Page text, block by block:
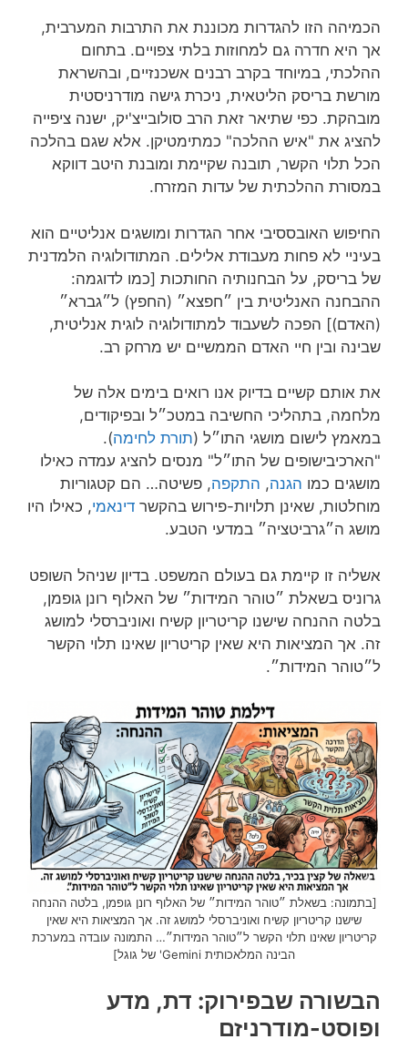
הכמיהה הזו להגדרות מכוננת את התרבות המערבית,
אך היא חדרה גם למחוזות בלתי צפויים. בתחום
ההלכתי, במיוחד בקרב רבנים אשכנזיים, ובהשראת
מורשת בריסק הליטאית, ניכרת גישה מודרניסטית
מובהקת. כפי שתיאר זאת הרב סולובייצ'יק, ישנה ציפייה
להציג את "איש ההלכה" כמתימטיקן. אלא שגם בהלכה
הכל תלוי הקשר, תובנה שקיימת ומובנת היטב דווקא
במסורת ההלכתית של עדות המזרח.
החיפוש האובססיבי אחר הגדרות ומושגים אנליטיים הוא
בעיניי לא פחות מעבודת אלילים. המתודולוגיה הלמדנית
של בריסק, על הבחנותיה החותכות [כמו לדוגמה:
ההבחנה האנליטית בין ״חפצא״ (החפץ) ל״גברא״
(האדם)] הפכה לשעבוד למתודולוגיה לוגית אנליטית,
שבינה ובין חיי האדם הממשיים יש מרחק רב.
את אותם קשיים בדיוק אנו רואים בימים אלה של
מלחמה, בתהליכי החשיבה במטכ״ל ובפיקודים,
במאמץ לישום מושגי התו״ל (תורת לחימה).
"הארכיבישופים של התו״ל" מנסים להציג עמדה כאילו
מושגים כמו הגנה, התקפה, פשיטה… הם קטגוריות
מוחלטות, שאינן תלויות-פירוש בהקשר דינאמי, כאילו היו
מושג ה״גרביטציה״ במדעי הטבע.
אשליה זו קיימת גם בעולם המשפט. בדיון שניהל השופט
גרוניס בשאלת ״טוהר המידות״ של האלוף רונן גופמן,
בלטה ההנחה שישנו קריטריון קשיח ואוניברסלי למושג
זה. אך המציאות היא שאין קריטריון שאינו תלוי הקשר
ל״טוהר המידות״.
[בתמונה: בשאלת ״טוהר המידות״ של האלוף רונן גופמן, בלטה ההנחה
שישנו קריטריון קשיח ואוניברסלי למושג זה. אך המציאות היא שאין
קריטריון שאינו תלוי הקשר ל״טוהר המידות״… התמונה עובדה במערכת
הבינה המלאכותית Gemini' של גוגל]
הבשורה שבפירוק: דת, מדע
ופוסט-מודרניזם